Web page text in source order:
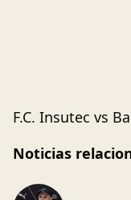
F.C. Insutec vs
Noticias